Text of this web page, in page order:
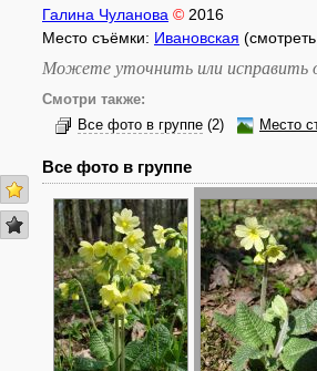
Галина Чуланова © 2016
Место съёмки: Ивановская
Можете уточнить или исправить
Смотри также:
Все фото в группе (2) Место
Все фото в группе